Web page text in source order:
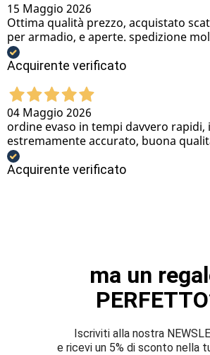
15 Maggio 2026
Ottima qualità prezzo, acquistato
per armadio, e aperte. spedizione
Acquirente verificato
04 Maggio 2026
ordine evaso in tempi davvero rapidi,
estremamente accurato, buona
Acquirente verificato
ma un
Iscriviti alla nostra
e ricevi un 5% di sconto nella